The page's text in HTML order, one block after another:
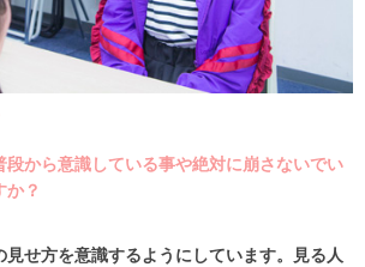
から意識している事や絶対に崩さないでい
か？
見せ方を意識するようにしています。見る人